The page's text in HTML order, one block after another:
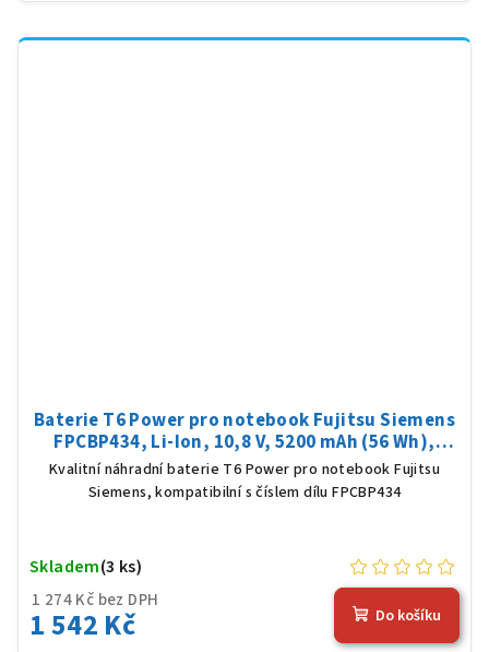
Baterie T6 Power pro notebook Fujitsu Siemens
FPCBP434, Li-Ion, 10,8 V, 5200 mAh (56 Wh),
černá
Kvalitní náhradní baterie T6 Power pro notebook Fujitsu
Siemens, kompatibilní s číslem dílu FPCBP434
1 274 Kč bez DPH
1 542 Kč
Skladem(3 ks)
Do košíku